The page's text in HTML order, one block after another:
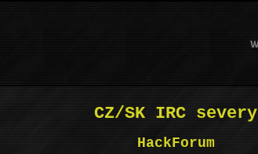
CZ/SK IRC severy
HackForum